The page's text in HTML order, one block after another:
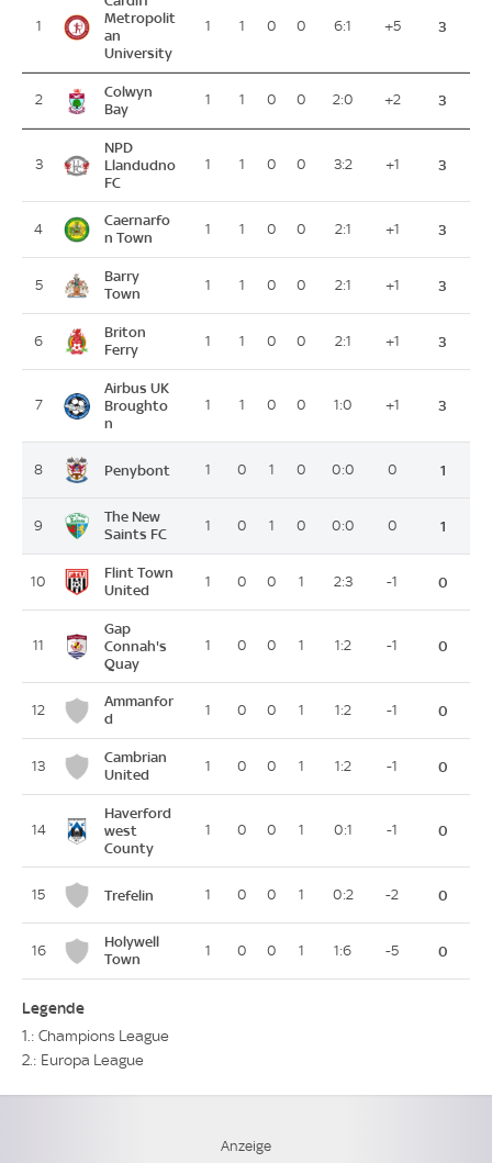
1
Metropolit
an
University
1 1 0 0 6:1 +5 3
2
Colwyn
Bay
1 1 0 0 2:0 +2 3
3
NPD
Llandudno
FC
1 1 0 0 3:2 +1 3
4
Caernarfo
n Town
1 1 0 0 2:1 +1 3
5
Barry
Town
1 1 0 0 2:1 +1 3
6
Briton
Ferry
1 1 0 0 2:1 +1 3
7
Airbus UK
Broughto
n
1 1 0 0 1:0 +1 3
8 Penybont 1 0 1 0 0:0 0 1
9
The New
Saints FC
1 0 1 0 0:0 0 1
10
Flint Town
United
1 0 0 1 2:3 -1 0
11
Gap
Connah's
Quay
1 0 0 1 1:2 -1 0
12
Ammanfor
d
1 0 0 1 1:2 -1 0
13
Cambrian
United
1 0 0 1 1:2 -1 0
14
Haverford
west
County
1 0 0 1 0:1 -1 0
15 Trefelin 1 0 0 1 0:2 -2 0
16
Holywell
Town
1 0 0 1 1:6 -5 0
Legende
1.: Champions League
2.: Europa League